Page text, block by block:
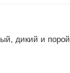
дикий и порой